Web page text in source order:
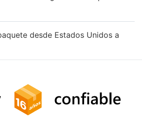
desde Estados Unidos a